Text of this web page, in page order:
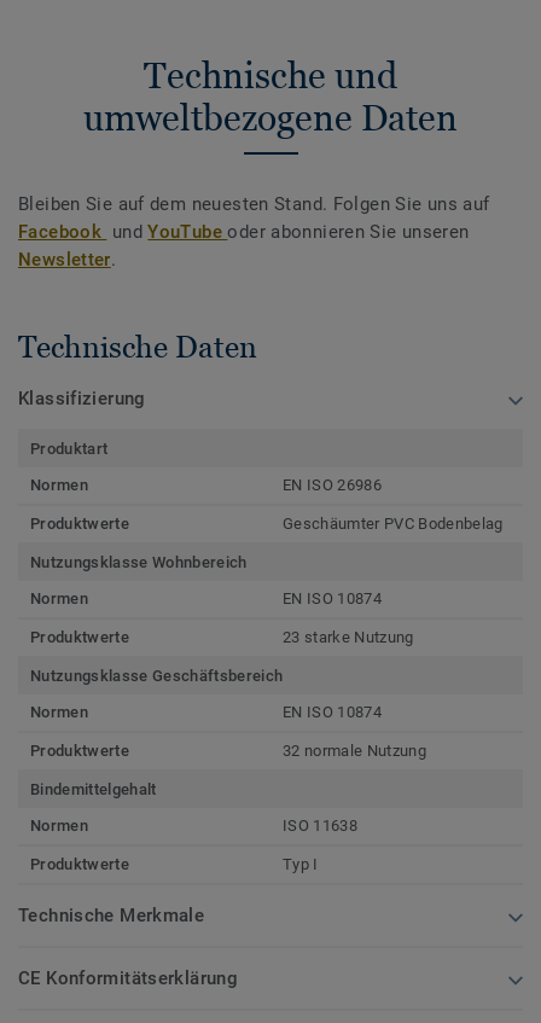
Technische und
umweltbezogene Daten
Bleiben Sie auf dem neuesten Stand. Folgen Sie uns auf
Facebook undYouTubeoder abonnieren Sie unseren
Newsletter.
Technische Daten
Klassifizierung
Produktart
Normen
EN ISO 26986
Produktwerte Geschäumter PVC Bodenbelag
Nutzungsklasse Wohnbereich
Normen
EN ISO 10874
Produktwerte 23 starke Nutzung
Nutzungsklasse Geschäftsbereich
Normen
EN ISO 10874
Produktwerte 32 normale Nutzung
Bindemittelgehalt
Normen
ISO 11638
Produktwerte Typ I
Technische Merkmale
CE Konformitätserklärung